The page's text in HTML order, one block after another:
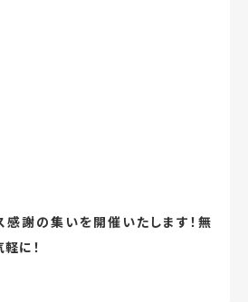
感謝の集いを開催いたします！無
に！